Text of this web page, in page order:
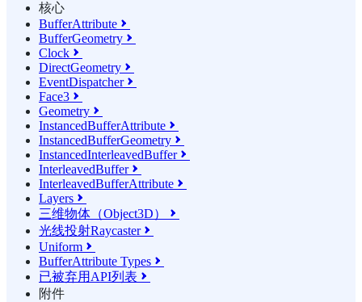
核心
BufferAttribute 
BufferGeometry 
Clock 
DirectGeometry 
EventDispatcher
Face3 
Geometry 
InstancedBufferAttribute 
InstancedBufferGeometry 
InstancedInterleavedBuffer
InterleavedBuffer
InterleavedBufferAttribute 
Layers 
三维物体（Object3D） 
光线投射Raycaster
Uniform 
BufferAttribute Types 
已被弃用API列表 
附件